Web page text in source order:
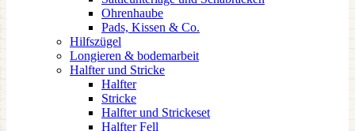
Ohrenhaube
Pads, Kissen & Co.
Hilfszügel
Longieren & bodemarbeit
Halfter und Stricke
Halfter
Stricke
Halfter und Strickeset
Halfter Fell